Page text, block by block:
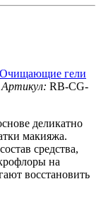
Очищающие гели
Артикул: RB-CG-
деликатно
макияжа.
средства,
на
восстановить